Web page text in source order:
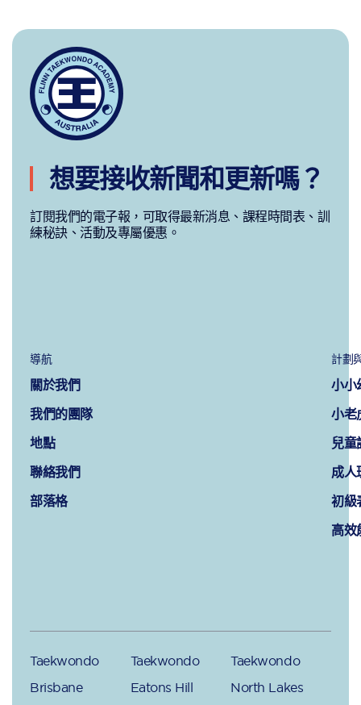
想要接收新聞和更新嗎？
訂閱我們的電子報，可取得最新消息、課程時間表、訓
練秘訣、活動及專屬優惠。
導航
關於我們
我們的團隊
地點
聯絡我們
部落格
計劃
小小
小老
兒童
成人
初級
高效
Taekwondo
Brisbane
Taekwondo
Eatons Hill
Taekwondo
North Lakes